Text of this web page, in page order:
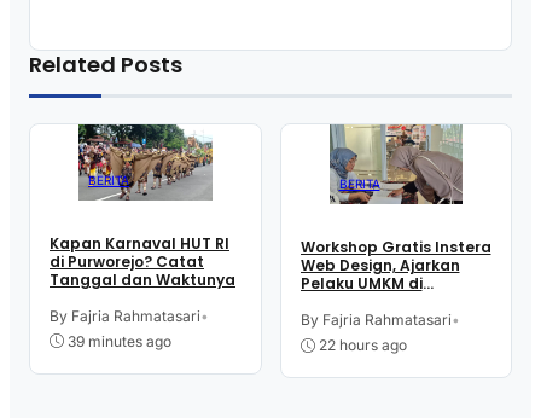
Related Posts
BERITA
Kapan Karnaval HUT RI
di Purworejo? Catat
Tanggal dan Waktunya
By Fajria Rahmatasari•
39 minutes ago
BERITA
Workshop Gratis Instera
Web Design, Ajarkan
Pelaku UMKM di
Teknologi Digital buat
Jualan
By Fajria Rahmatasari•
22 hours ago